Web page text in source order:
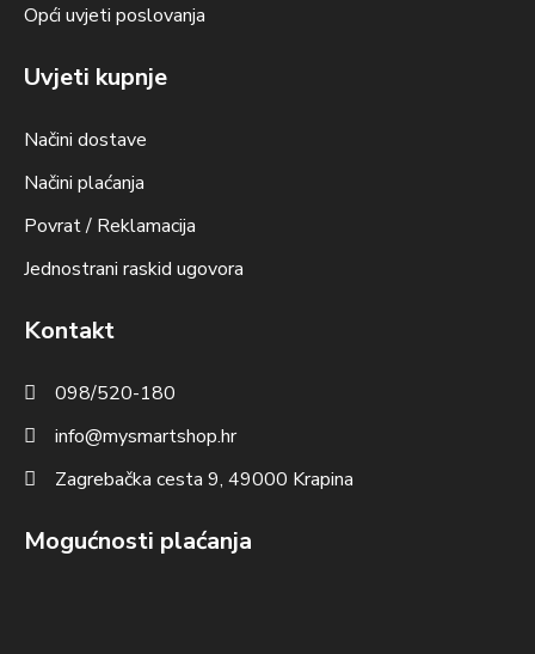
Opći uvjeti poslovanja
Uvjeti kupnje
Načini dostave
Načini plaćanja
Povrat / Reklamacija
Jednostrani raskid ugovora
Kontakt
098/520-180
info@mysmartshop.hr
Zagrebačka cesta 9, 49000 Krapina
Mogućnosti plaćanja